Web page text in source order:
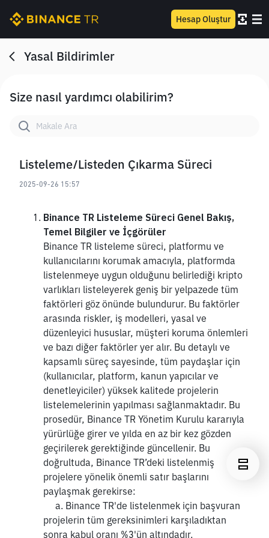
Hesap Oluştur
Yasal Bildirimler
Size nasıl yardımcı olabilirim?
Listeleme/Listeden Çıkarma Süreci
2025-09-26 15:57
Binance TR Listeleme Süreci Genel Bakış,
Temel Bilgiler ve İçgörüler
Binance TR listeleme süreci, platformu ve
kullanıcılarını korumak amacıyla, platformda
listelenmeye uygun olduğunu belirlediği kripto
varlıkları listeleyerek geniş bir yelpazede tüm
faktörleri göz önünde bulundurur. Bu faktörler
arasında riskler, iş modelleri, yasal ve
düzenleyici hususlar, müşteri koruma önlemleri
ve bazı diğer faktörler yer alır. Bu detaylı ve
kapsamlı süreç sayesinde, tüm paydaşlar için
(kullanıcılar, platform, kanun yapıcılar ve
denetleyiciler) yüksek kalitede projelerin
listelemelerinin yapılması sağlanmaktadır. Bu
prosedür, Binance TR Yönetim Kurulu kararıyla
yürürlüğe girer ve yılda en az bir kez gözden
geçirilerek gerektiğinde güncellenir. Bu
doğrultuda, Binance TR’deki listelenmiş
projelere yönelik önemli satır başlarını
paylaşmak gerekirse:
projelerin tüm gereksinimleri karşıladıktan
sonra kabul oranı %3'ün altındadır.